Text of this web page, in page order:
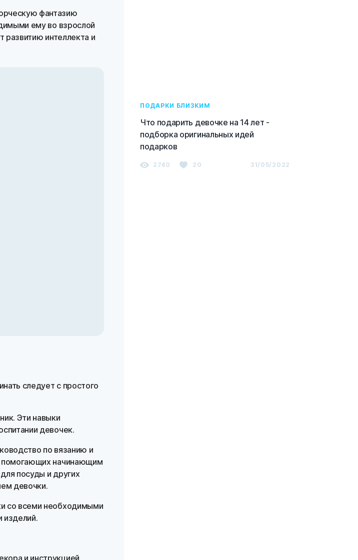
фантазию
ему во взрослой
развитию интеллекта и
следует с простого
Эти навыки
девочек.
по вязанию и
помогающих начинающим
посуды и других
девочки.
со всеми необходимыми
изделий.
и инструкцией.
ПОДАРКИ БЛИЗКИМ
Что подарить девочке на 14 лет -
подборка оригинальных идей
подарков
2740 20 31/05/2022